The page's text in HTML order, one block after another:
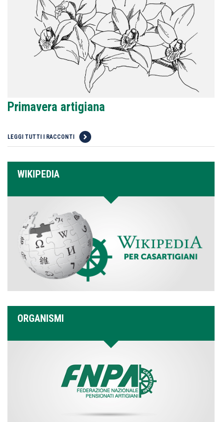
Primavera artigiana
LEGGI TUTTI I RACCONTI
WIKIPEDIA
ORGANISMI